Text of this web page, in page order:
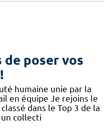
de poser vos
humaine unie par la
en équipe Je rejoins le
dans le Top 3 de la
collecti